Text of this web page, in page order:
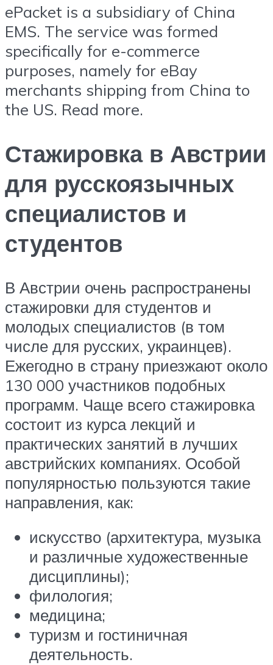
ePacket is a subsidiary of China
EMS. The service was formed
specifically for e-commerce
purposes, namely for eBay
merchants shipping from China to
the US. Read more.
Стажировка в Австрии
для русскоязычных
специалистов и
студентов
В Австрии очень распространены
стажировки для студентов и
молодых специалистов (в том
числе для русских, украинцев).
Ежегодно в страну приезжают около
130 000 участников подобных
программ. Чаще всего стажировка
состоит из курса лекций и
практических занятий в лучших
австрийских компаниях. Особой
популярностью пользуются такие
направления, как:
искусство (архитектура, музыка
и различные художественные
дисциплины);
филология;
медицина;
туризм и гостиничная
деятельность.